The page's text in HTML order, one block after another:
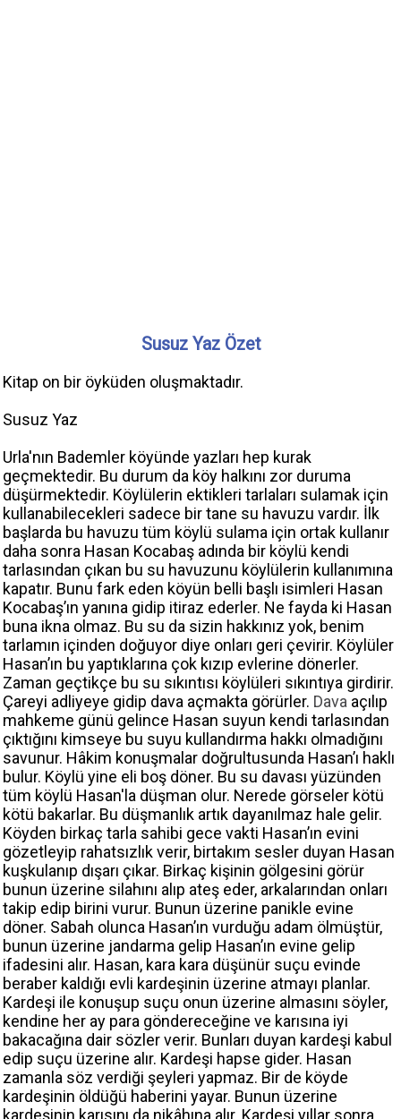
Susuz Yaz Özet
Kitap on bir öyküden oluşmaktadır.
Susuz Yaz
Urla'nın Bademler köyünde yazları hep kurak
geçmektedir. Bu durum da köy halkını zor duruma
düşürmektedir. Köylülerin ektikleri tarlaları sulamak için
kullanabilecekleri sadece bir tane su havuzu vardır. İlk
başlarda bu havuzu tüm köylü sulama için ortak kullanır
daha sonra Hasan Kocabaş adında bir köylü kendi
tarlasından çıkan bu su havuzunu köylülerin kullanımına
kapatır. Bunu fark eden köyün belli başlı isimleri Hasan
Kocabaş’ın yanına gidip itiraz ederler. Ne fayda ki Hasan
buna ikna olmaz. Bu su da sizin hakkınız yok, benim
tarlamın içinden doğuyor diye onları geri çevirir. Köylüler
Hasan’ın bu yaptıklarına çok kızıp evlerine dönerler.
Zaman geçtikçe bu su sıkıntısı köylüleri sıkıntıya girdirir.
Çareyi adliyeye gidip dava açmakta görürler. Dava açılıp
mahkeme günü gelince Hasan suyun kendi tarlasından
çıktığını kimseye bu suyu kullandırma hakkı olmadığını
savunur. Hâkim konuşmalar doğrultusunda Hasan’ı haklı
bulur. Köylü yine eli boş döner. Bu su davası yüzünden
tüm köylü Hasan'la düşman olur. Nerede görseler kötü
kötü bakarlar. Bu düşmanlık artık dayanılmaz hale gelir.
Köyden birkaç tarla sahibi gece vakti Hasan’ın evini
gözetleyip rahatsızlık verir, birtakım sesler duyan Hasan
kuşkulanıp dışarı çıkar. Birkaç kişinin gölgesini görür
bunun üzerine silahını alıp ateş eder, arkalarından onları
takip edip birini vurur. Bunun üzerine panikle evine
döner. Sabah olunca Hasan’ın vurduğu adam ölmüştür,
bunun üzerine jandarma gelip Hasan’ın evine gelip
ifadesini alır. Hasan, kara kara düşünür suçu evinde
beraber kaldığı evli kardeşinin üzerine atmayı planlar.
Kardeşi ile konuşup suçu onun üzerine almasını söyler,
kendine her ay para göndereceğine ve karısına iyi
bakacağına dair sözler verir. Bunları duyan kardeşi kabul
edip suçu üzerine alır. Kardeşi hapse gider. Hasan
zamanla söz verdiği şeyleri yapmaz. Bir de köyde
kardeşinin öldüğü haberini yayar. Bunun üzerine
kardeşinin karısını da nikâhına alır. Kardeşi yıllar sonra